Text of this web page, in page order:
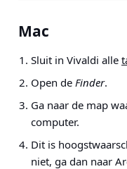
Mac
Sluit in Vivaldi alle
Open de Finder.
Ga naar de map
computer.
Dit is
niet, ga dan naar